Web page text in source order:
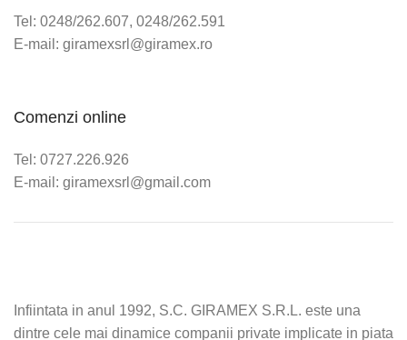
Tel: 0248/262.607, 0248/262.591
E-mail: giramexsrl@giramex.ro
Comenzi online
Tel: 0727.226.926
E-mail: giramexsrl@gmail.com
Infiintata in anul 1992, S.C. GIRAMEX S.R.L. este una
dintre cele mai dinamice companii private implicate in piata